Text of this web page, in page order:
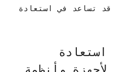
قد تساعد في استعادة
استعادة